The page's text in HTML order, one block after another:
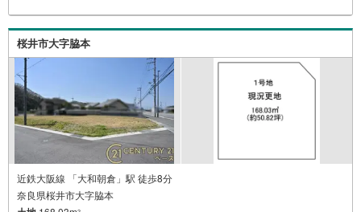
問い合わせください。-----------------------------
桜井市大字脇本
近鉄大阪線 「大和朝倉」駅 徒歩8分
奈良県桜井市大字脇本